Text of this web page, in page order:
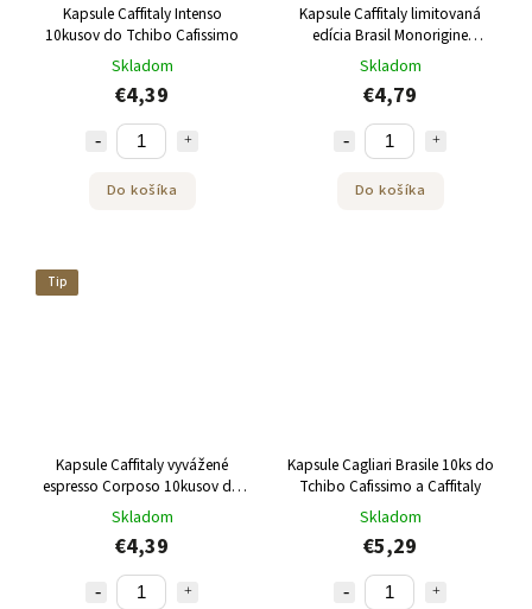
Kapsule Caffitaly Intenso
10kusov do Tchibo Cafissimo
Skladom
€4,39
Do košíka
Kapsule Caffitaly limitovaná
edícia Brasil Monorigine
10kusov do Tchibo Cafissimo
Skladom
€4,79
Do košíka
Tip
Kapsule Caffitaly vyvážené
espresso Corposo 10kusov do
Tchibo Cafissimo
Skladom
€4,39
Kapsule Cagliari Brasile 10ks do
Tchibo Cafissimo a Caffitaly
Skladom
€5,29